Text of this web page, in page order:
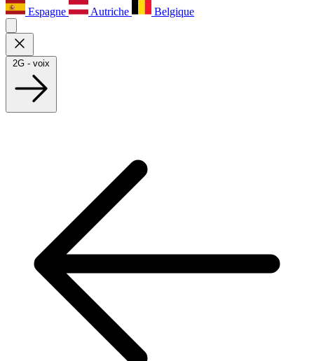
Espagne
Autriche Belgique
2G - voix